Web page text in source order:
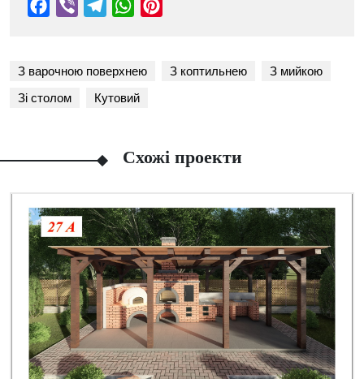
Facebook
ViberTelegramWhatsApp
Pinterest
З варочною поверхнею З коптильнею
З мийкою
Зі столом
Кутовий
Схожі проекти